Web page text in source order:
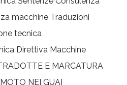
macchine Traduzioni
tecnica
Direttiva Macchine